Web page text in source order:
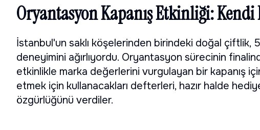
Oryantasyon Kapanış Etkinliği:
İstanbul'un saklı köşelerinden birindeki doğal çiftlik,
deneyimini ağırlıyordu. Oryantasyon sürecinin
etkinlikle marka değerlerini vurgulayan bir kapanış
etmek için kullanacakları defterleri, hazır halde
özgürlüğünü verdiler.